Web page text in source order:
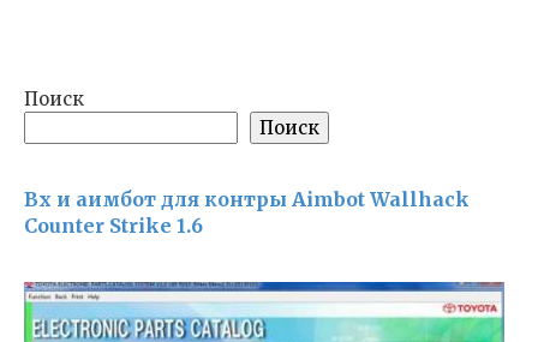
Поиск
Поиск
Вх и аимбот для контры Aimbot Wallhack
Counter Strike 1.6